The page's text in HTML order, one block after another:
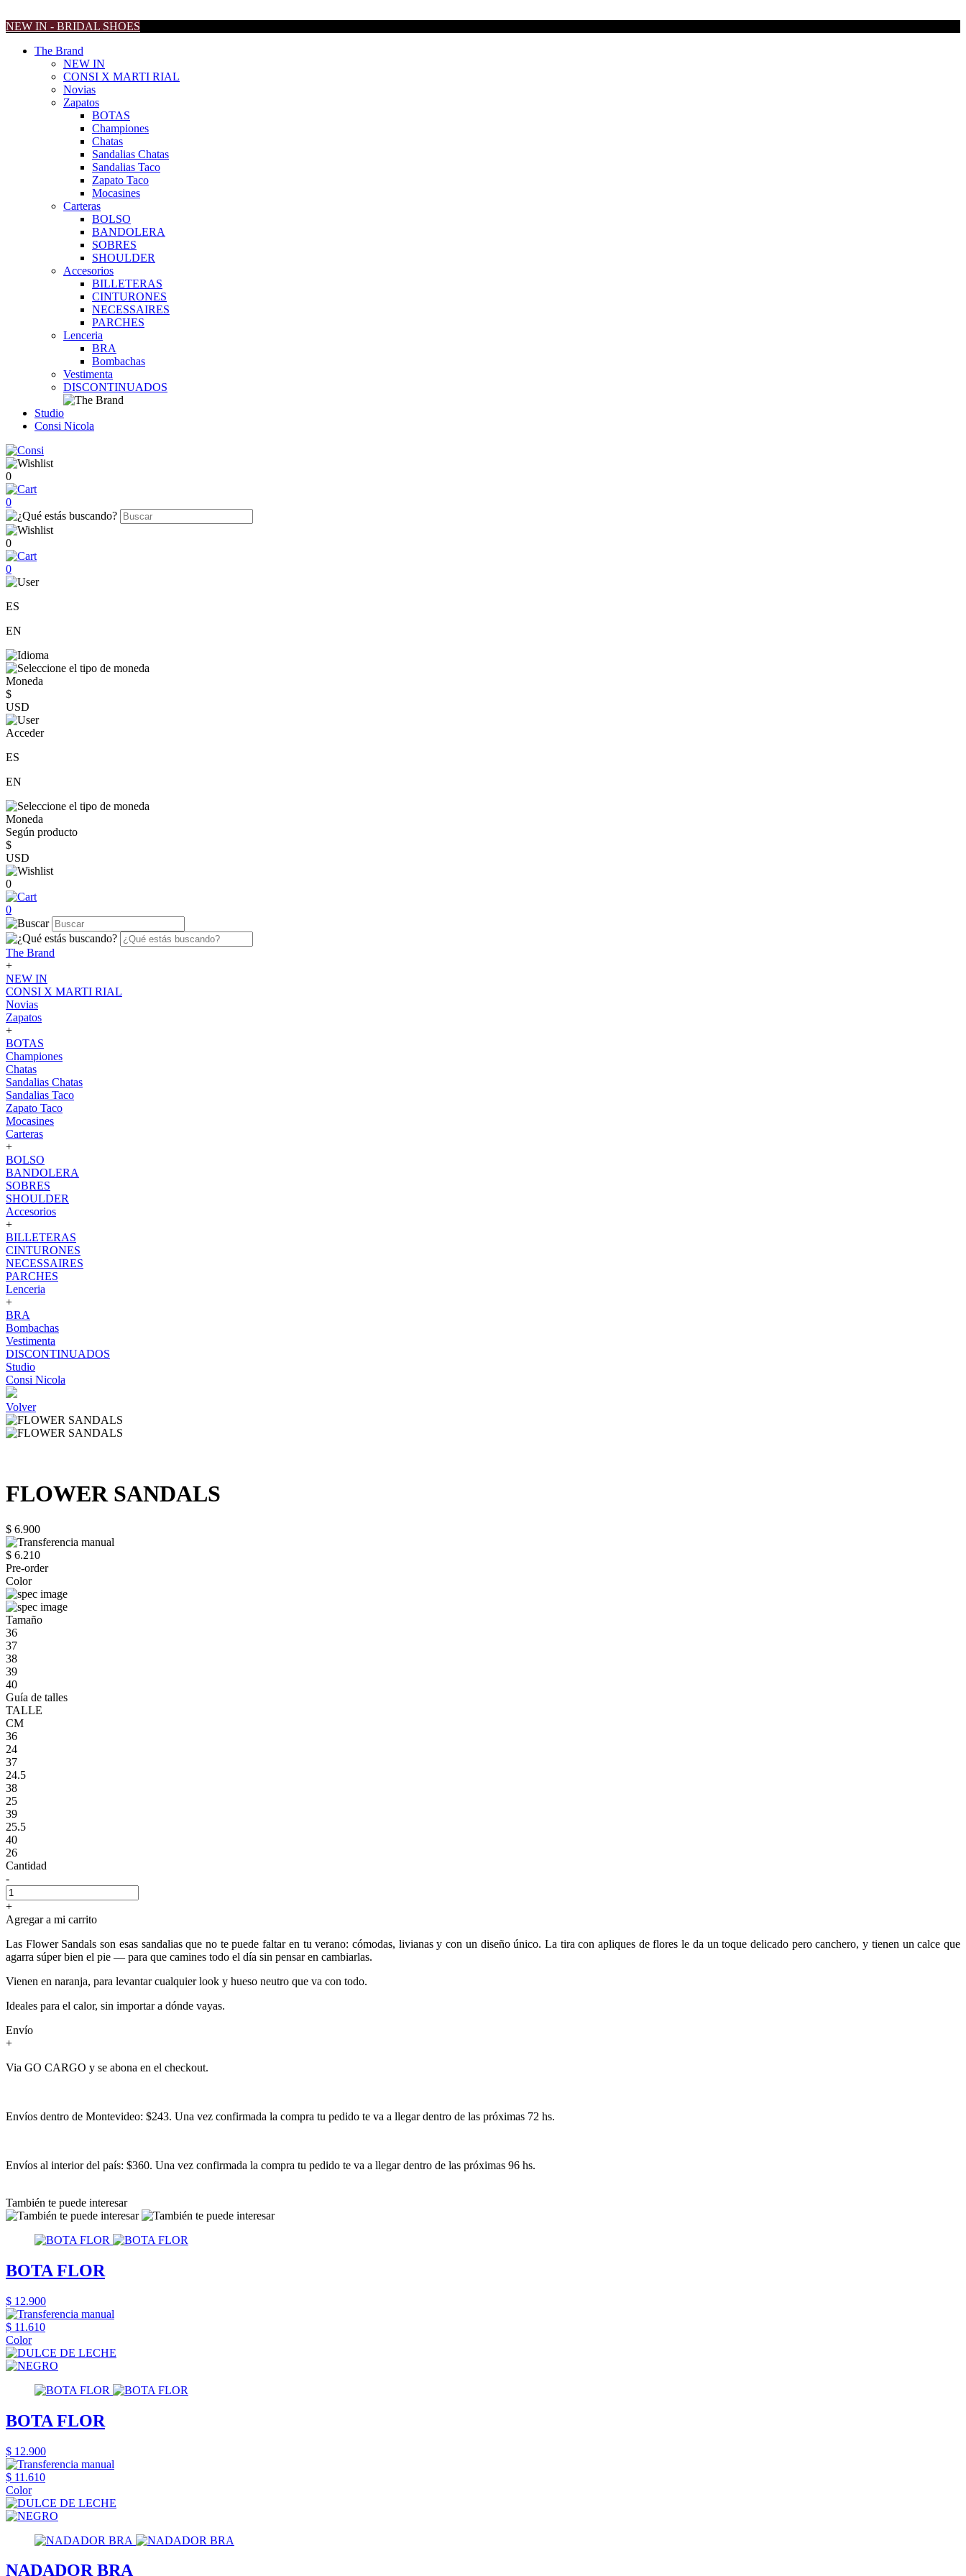
NEW IN - BRIDAL SHOES
The Brand
NEW IN
CONSI X MARTI RIAL
Novias
Zapatos
BOTAS
Championes
Chatas
Sandalias Chatas
Sandalias Taco
Zapato Taco
Mocasines
Carteras
BOLSO
BANDOLERA
SOBRES
SHOULDER
Accesorios
BILLETERAS
CINTURONES
NECESSAIRES
PARCHES
Lenceria
BRA
Bombachas
Vestimenta
DISCONTINUADOS
Studio
Consi Nicola
0
0
0
0
ES
EN
Moneda
$
USD
Acceder
ES
EN
Moneda
Según producto
$
USD
0
0
The Brand
+
NEW IN
CONSI X MARTI RIAL
Novias
Zapatos
+
BOTAS
Championes
Chatas
Sandalias Chatas
Sandalias Taco
Zapato Taco
Mocasines
Carteras
+
BOLSO
BANDOLERA
SOBRES
SHOULDER
Accesorios
+
BILLETERAS
CINTURONES
NECESSAIRES
PARCHES
Lenceria
+
BRA
Bombachas
Vestimenta
DISCONTINUADOS
Studio
Consi Nicola
Volver
FLOWER SANDALS
$ 6.900
$ 6.210
Pre-order
Color
Tamaño
36
37
38
39
40
Guía de talles
TALLE
CM
36
24
37
24.5
38
25
39
25.5
40
26
Cantidad
-
+
Agregar a mi carrito
Las Flower Sandals son esas sandalias que no te puede faltar en tu verano: cómodas, livianas y con un diseño único. La tira con apliques de flores le da un toque delicado pero canchero, y tienen un calce que
agarra súper bien el pie — para que camines todo el día sin pensar en cambiarlas.
Vienen en naranja, para levantar cualquier look y hueso neutro que va con todo.
Ideales para el calor, sin importar a dónde vayas.
Envío
+
Via GO CARGO y se abona en el checkout.
Envíos dentro de Montevideo: $243. Una vez confirmada la compra tu pedido te va a llegar dentro de las próximas 72 hs.
Envíos al interior del país: $360. Una vez confirmada la compra tu pedido te va a llegar dentro de las próximas 96 hs.
También te puede interesar
BOTA FLOR
$ 12.900
$ 11.610
Color
BOTA FLOR
$ 12.900
$ 11.610
Color
NADADOR BRA